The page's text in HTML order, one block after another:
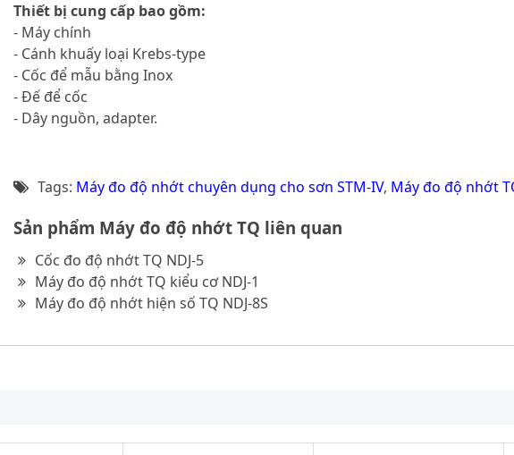
Thiết bị cung cấp bao gồm:
- Máy chính
- Cánh khuấy loại Krebs-type
- Cốc để mẫu bằng Inox
- Đế để cốc
- Dây nguồn, adapter.
Tags: Máy đo độ nhớt chuyên dụng cho sơn STM-IV, Máy đo độ nhớt
Sản phẩm Máy đo độ nhớt TQ liên quan
Cốc đo độ nhớt TQ NDJ-5
Máy đo độ nhớt TQ kiểu cơ NDJ-1
Máy đo độ nhớt hiện số TQ NDJ-8S